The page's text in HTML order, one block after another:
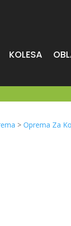
KOLESA
>Oprema Za